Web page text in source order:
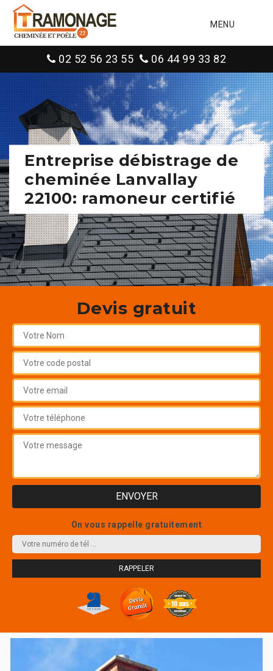
MENU
02 52 56 23 55 06 44 99 33 82
Entreprise débistrage de
cheminée Lanvallay
22100: ramoneur certifié
Devis gratuit
On vous rappelle gratuitement